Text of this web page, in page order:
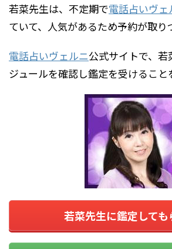
若菜先生は、不定期で電話占いヴェ
ていて、人気があるため予約が取り
電話占いヴェルニ公式サイトで、
ジュールを確認し鑑定を受けること
若菜先生に鑑定しても